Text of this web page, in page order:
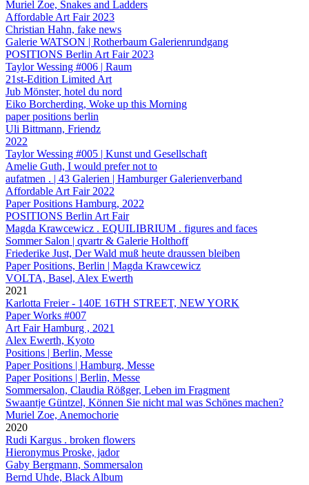
Muriel Zoe, Snakes and Ladders
Affordable Art Fair 2023
Christian Hahn, fake news
Galerie WATSON | Rotherbaum Galerienrundgang
POSITIONS Berlin Art Fair 2023
Taylor Wessing #006 | Raum
21st-Edition Limited Art
Jub Mönster, hotel du nord
Eiko Borcherding, Woke up this Morning
paper positions berlin
Uli Bittmann, Friendz
2022
Taylor Wessing #005 | Kunst und Gesellschaft
Amelie Guth, I would prefer not to
aufatmen . | 43 Galerien | Hamburger Galerienverband
Affordable Art Fair 2022
Paper Positions Hamburg, 2022
POSITIONS Berlin Art Fair
Magda Krawcewicz . EQUILIBRIUM . figures and faces
Sommer Salon | qvartr & Galerie Holthoff
Friederike Just, Der Wald muß heute draussen bleiben
Paper Positions, Berlin | Magda Krawcewicz
VOLTA, Basel, Alex Ewerth
2021
Karlotta Freier - 140E 16TH STREET, NEW YORK
Paper Works #007
Art Fair Hamburg , 2021
Alex Ewerth, Kyoto
Positions | Berlin, Messe
Paper Positions | Hamburg, Messe
Paper Positions | Berlin, Messe
Sommersalon, Claudia Rößger, Leben im Fragment
Swaantje Güntzel, Können Sie nicht mal was Schönes machen?
Muriel Zoe, Anemochorie
2020
Rudi Kargus . broken flowers
Hieronymus Proske, jador
Gaby Bergmann, Sommersalon
Bernd Uhde, Black Album